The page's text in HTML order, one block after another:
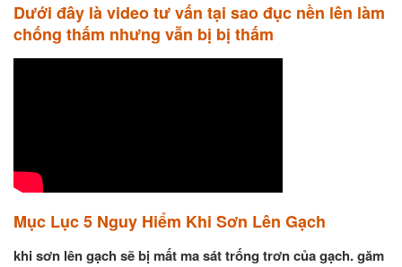
Dưới đây là video tư vấn tại sao đục nền lên làm
chống thấm nhưng vẫn bị bị thấm
Mục Lục 5 Nguy Hiểm Khi Sơn Lên Gạch
khi sơn lên gạch sẽ bị mất ma sát trống trơn của gạch. găm